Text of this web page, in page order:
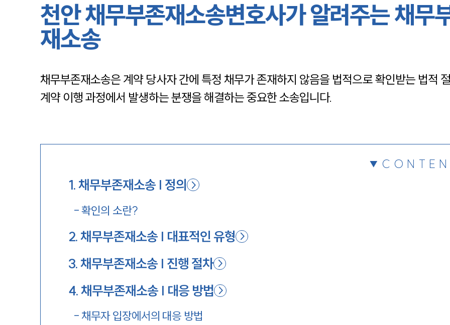
채용정보
천안 채무부존재소송변호사가 알려주는 채무
재소송
채무부존재소송은 계약 당사자 간에 특정 채무가 존재하지 않음을 법적으로 확인받는 법적
계약 이행 과정에서 발생하는 분쟁을 해결하는 중요한 소송입니다.
1.채무부존재소송 | 정의
-확인의 소란?
2.채무부존재소송 | 대표적인 유형
3.채무부존재소송 | 진행 절차
4.채무부존재소송 | 대응 방법
- 채무자 입장에서의 대응 방법